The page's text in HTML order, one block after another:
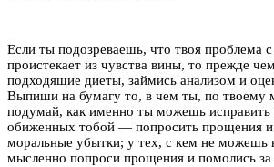
Если ты подозреваешь, что твоя проблема
проистекает из чувства вины, то прежде
подходящие диеты, займись анализом и
Выпиши на бумагу то, в чем ты, по твоему
подумай, как именно ты можешь
обиженных тобой — попросить прощения и
моральные убытки; у тех, с кем не можешь
мысленно попроси прощения и помолись за